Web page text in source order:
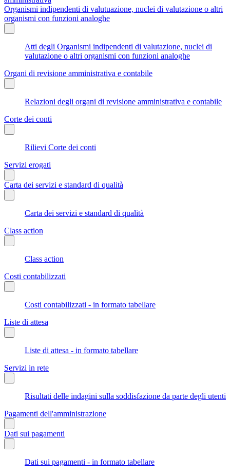
Organismi indipendenti di valutuazione, nuclei di valutazione o altri
organismi con funzioni analoghe
Atti degli Organismi indipendenti di valutazione, nuclei di
valutazione o altri organismi con funzioni analoghe
Organi di revisione amministrativa e contabile
Relazioni degli organi di revisione amministrativa e contabile
Corte dei conti
Rilievi Corte dei conti
Servizi erogati
Carta dei servizi e standard di qualità
Carta dei servizi e standard di qualità
Class action
Class action
Costi contabilizzati
Costi contabilizzati - in formato tabellare
Liste di attesa
Liste di attesa - in formato tabellare
Servizi in rete
Risultati delle indagini sulla soddisfazione da parte degli utenti
Pagamenti dell'amministrazione
Dati sui pagamenti
Dati sui pagamenti - in formato tabellare